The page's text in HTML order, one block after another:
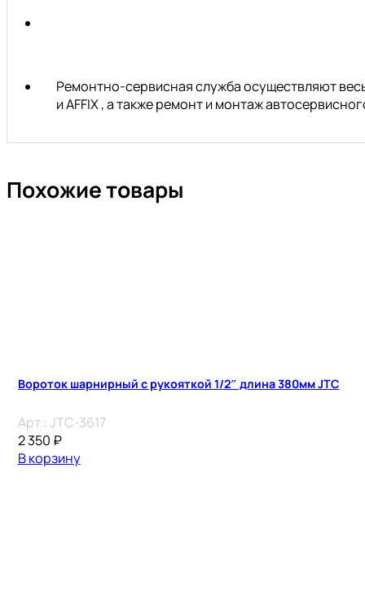
Ремонтно-сервисная служба осуществляют
и AFFIX , а также ремонт и монтаж
Похожие товары
Вороток шарнирный с рукояткой 1/2″ длина 380мм JTC
Арт.: JTC-3617
2 350 ₽
В корзину